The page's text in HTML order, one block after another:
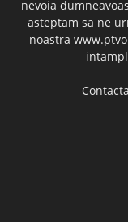
nevoia
asteptam sa ne
noastra